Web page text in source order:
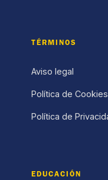
TÉRMINOS
Aviso legal
Política de Cookies
Política de
EDUCACIÓN